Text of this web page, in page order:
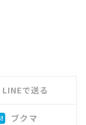
LINEで送る
ブクマ